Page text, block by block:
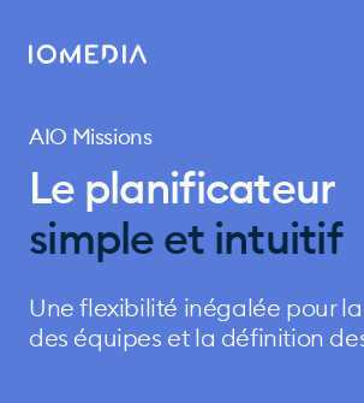
AIO Missions
Le planificateur
simple et intuitif
Une flexibilité inégalée pour
des équipes et la définition